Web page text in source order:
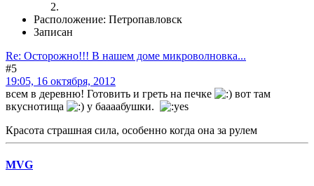
Расположение: Петропавловск
Записан
Re: Осторожно!!! В нашем доме микроволновка...
#5
19:05, 16 октября, 2012
всем в деревню! Готовить и греть на печке
вот там
вкуснотища
у баааабушки.
Красота страшная сила, особенно когда она за рулем
MVG